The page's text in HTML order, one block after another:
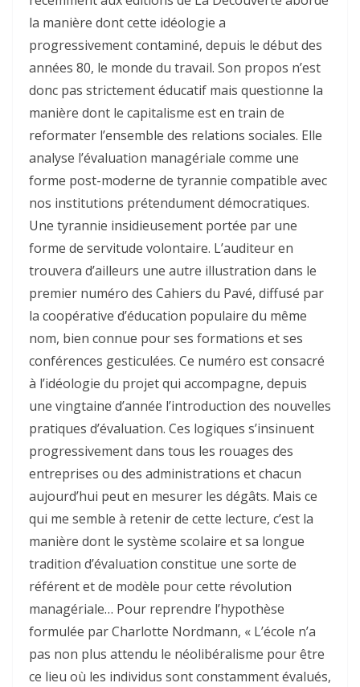
la manière dont cette idéologie a
progressivement contaminé, depuis le début des
années 80, le monde du travail. Son propos n’est
donc pas strictement éducatif mais questionne la
manière dont le capitalisme est en train de
reformater l’ensemble des relations sociales. Elle
analyse l’évaluation managériale comme une
forme post-moderne de tyrannie compatible avec
nos institutions prétendument démocratiques.
Une tyrannie insidieusement portée par une
forme de servitude volontaire. L’auditeur en
trouvera d’ailleurs une autre illustration dans le
premier numéro des Cahiers du Pavé, diffusé par
la coopérative d’éducation populaire du même
nom, bien connue pour ses formations et ses
conférences gesticulées. Ce numéro est consacré
à l’idéologie du projet qui accompagne, depuis
une vingtaine d’année l’introduction des nouvelles
pratiques d’évaluation. Ces logiques s’insinuent
progressivement dans tous les rouages des
entreprises ou des administrations et chacun
aujourd’hui peut en mesurer les dégâts. Mais ce
qui me semble à retenir de cette lecture, c’est la
manière dont le système scolaire et sa longue
tradition d’évaluation constitue une sorte de
référent et de modèle pour cette révolution
managériale… Pour reprendre l’hypothèse
formulée par Charlotte Nordmann, « L’école n’a
pas non plus attendu le néolibéralisme pour être
ce lieu où les individus sont constamment évalués,